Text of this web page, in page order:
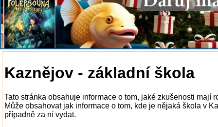
Kaznějov - základní škola
Tato stránka obsahuje informace o tom, jaké zkušenosti mají
Může obsahovat jak informace o tom, kde je nějaká škola v
případně za ní vydat.